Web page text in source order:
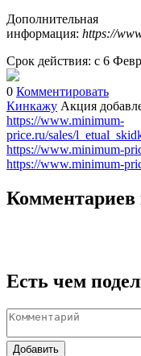
Дополнительная
информация: https://
Срок действия: с 6
0 Комментировать
Кинкажу Акция
https://www.minimum-
price.ru/sales/
https://www.minimum-
https://www.minimum-
Комментариев
Есть чем
Добавить